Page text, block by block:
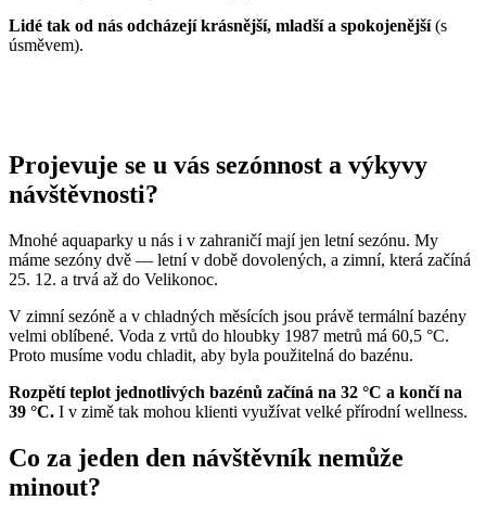
Lidé tak od nás odcházejí krásnější, mladší a spokojenější(s
úsměvem).
Projevuje se u vás sezónnost a výkyvy
návštěvnosti?
Mnohé aquaparky u nás i v zahraničí mají jen letní sezónu. My
máme sezóny dvě — letní v době dovolených, a zimní, která začíná
25. 12. a trvá až do Velikonoc.
V zimní sezóně a v chladných měsících jsou právě termální bazény
velmi oblíbené. Voda z vrtů do hloubky 1987 metrů má 60,5 °C.
Proto musíme vodu chladit, aby byla použitelná do bazénu.
Rozpětí teplot jednotlivých bazénů začíná na 32 °C a končí na
39 °C. I v zimě tak mohou klienti využívat velké přírodní wellness.
Co za jeden den návštěvník nemůže
minout?